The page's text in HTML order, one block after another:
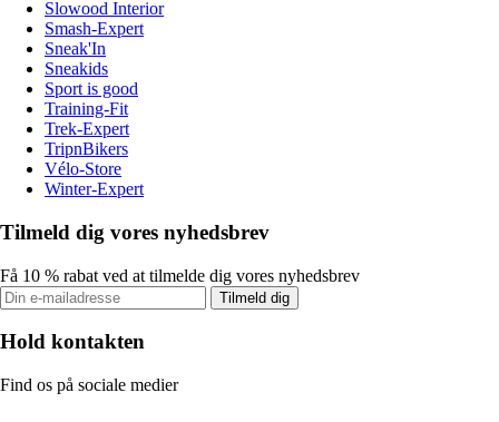
Slowood Interior
Smash-Expert
Sneak'In
Sneakids
Sport is good
Training-Fit
Trek-Expert
TripnBikers
Vélo-Store
Winter-Expert
Tilmeld dig vores nyhedsbrev
Få 10 % rabat ved at tilmelde dig vores nyhedsbrev
Tilmeld dig
Hold kontakten
Find os på sociale medier